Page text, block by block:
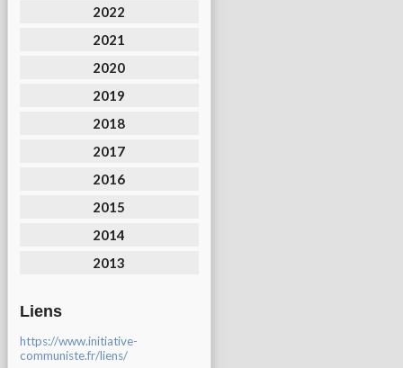
2022
2021
2020
2019
2018
2017
2016
2015
2014
2013
Liens
https://www.initiative-
communiste.fr/liens/